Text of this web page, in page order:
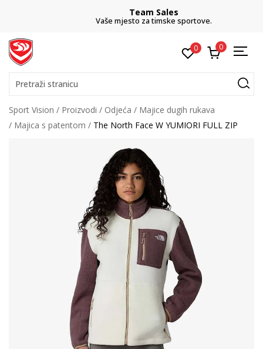
Team Sales
Vaše mjesto za timske sportove.
0 0
Pretraži stranicu
Sport Vision Proizvodi Odjeća
Majice dugih rukava
Majica s patentom
The North Face W YUMIORI FULL ZIP